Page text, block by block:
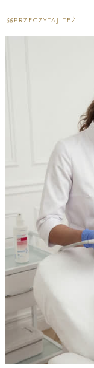
PRZECZYTAJ TEŻ